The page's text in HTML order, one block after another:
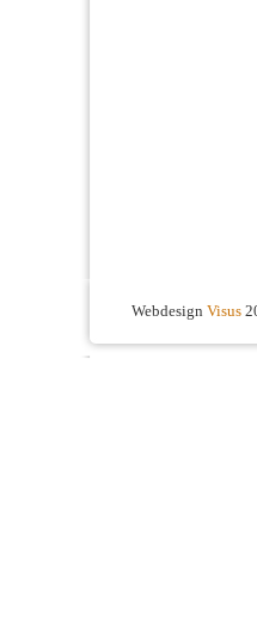
Webdesign Visus